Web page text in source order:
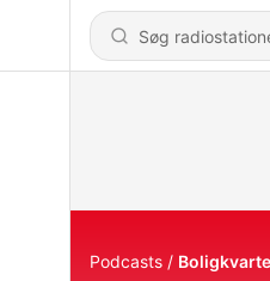
Podcasts